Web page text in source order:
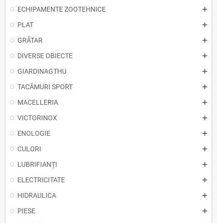
ECHIPAMENTE ZOOTEHNICE
PLAT
GRĂTAR
DIVERSE OBIECTE
GIARDINAGTHU
TACÂMURI SPORT
MACELLERIA
VICTORINOX
ENOLOGIE
CULORI
LUBRIFIANȚI
ELECTRICITATE
HIDRAULICA
PIESE